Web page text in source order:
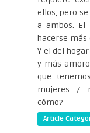
ellos, pero
a ambos. El
hacerse
Y el del
y más
que
mujeres /
cómo?
Article